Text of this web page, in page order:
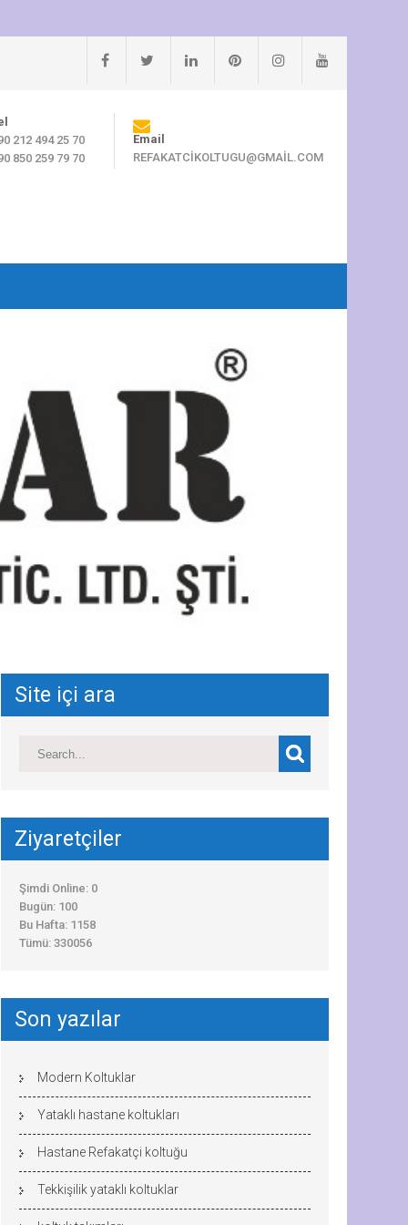
212 494 25 70
850 259 79 70
Email
REFAKATCIKOLTUGU@GMAIL.COM
Site içi ara
Ziyaretçiler
Şimdi Online: 0
Bugün: 100
Bu Hafta: 1158
Tümü: 330056
Son yazılar
Modern Koltuklar
Yataklı hastane koltukları
Hastane Refakatçi koltuğu
Tekkişilik yataklı koltuklar